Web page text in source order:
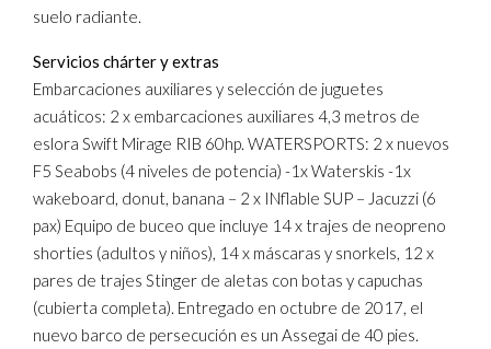
suelo radiante.
Servicios chárter y extras
Embarcaciones auxiliares y selección de juguetes
acuáticos: 2 x embarcaciones auxiliares 4,3 metros de
eslora Swift Mirage RIB 60hp. WATERSPORTS: 2 x nuevos
F5 Seabobs (4 niveles de potencia) -1x Waterskis -1x
wakeboard, donut, banana – 2 x INflable SUP – Jacuzzi (6
pax) Equipo de buceo que incluye 14 x trajes de neopreno
shorties (adultos y niños), 14 x máscaras y snorkels, 12 x
pares de trajes Stinger de aletas con botas y capuchas
(cubierta completa). Entregado en octubre de 2017, el
nuevo barco de persecución es un Assegai de 40 pies.